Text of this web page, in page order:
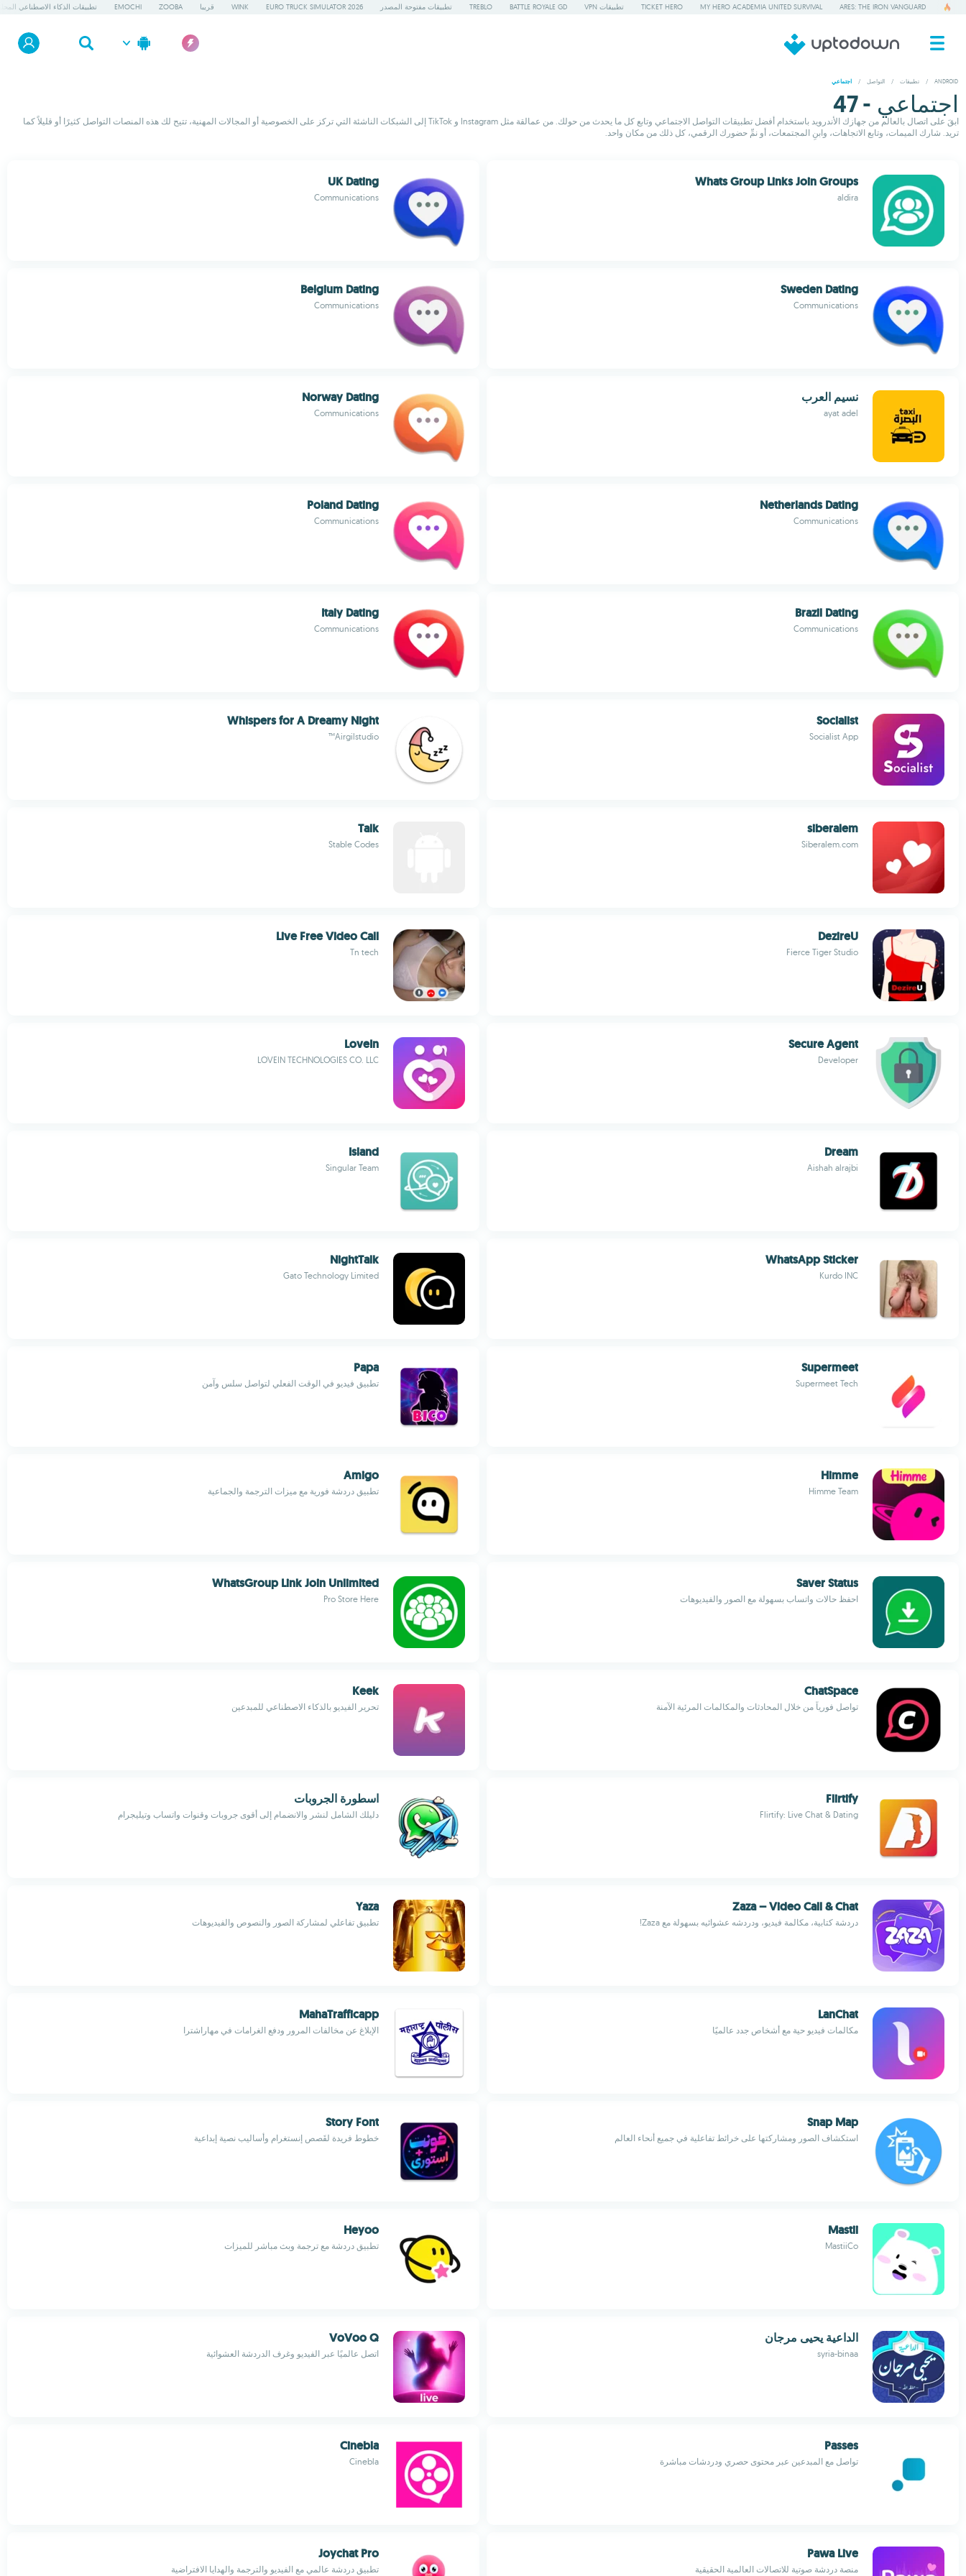
ARES: THE IRON VANGUARD
MY HERO ACADEMIA UNITED SURVIVAL
TICKET HERO تطبيقات VPN BATTLE ROYALE GD
TREBLO تطبيقات مفتوحة المصدر EURO TRUCK SIMULATOR 2026
WINK قريبا ZOOBA
EMOCHI تطبيقات الذكاء الاصطناعي
ANDROID
/ تطبيقات / التواصل / اجتماعي
اجتماعي - 47
ابقَ على اتصال بالعالم من جهازك الأندرويد باستخدام أفضل تطبيقات التواصل الاجتماعي وتابع كل ما يحدث من حولك. من عمالقة مثل Instagram و TikTok إلى الشبكات الناشئة التي تركز على الخصوصية أو المجالات المهنية، تتيح لك هذه المنصات التواصل كثيرًا أو قليلاً كما
تريد. شارك الميمات، وتابع الاتجاهات، وابنِ المجتمعات، أو نمِّ حضورك الرقمي، كل ذلك من مكان واحد.
Whats Group Links Join Groups
aldira
UK Dating
Communications
Sweden Dating
Communications
Belgium Dating
Communications
نسيم العرب
ayat adel
Norway Dating
Communications
Netherlands Dating
Communications
Poland Dating
Communications
Brazil Dating
Communications
Italy Dating
Communications
Socialist
Socialist App
Whispers for A Dreamy Night
Airgilstudio™
siberalem
Siberalem.com
Talk
Stable Codes
DezireU
Fierce Tiger Studio
Live Free Video Call
Tn tech
Secure Agent
Developer
LoveIn
LOVEIN TECHNOLOGIES CO. LLC
Dream
Aishah alrajbi
Island
Singular Team
WhatsApp Sticker
Kurdo INC
NightTalk
Gato Technology Limited
Supermeet
Supermeet Tech
Papa
تطبيق فيديو في الوقت الفعلي لتواصل سلس وآمن
Himme
Himme Team
Amigo
تطبيق دردشة فورية مع ميزات الترجمة والجماعية
Saver Status
احفظ حالات واتساب بسهولة مع الصور والفيديوهات
WhatsGroup Link Join Unlimited
Pro Store Here
ChatSpace
تواصل فورياً من خلال المحادثات والمكالمات المرئية الآمنة
Keek
تحرير الفيديو بالذكاء الاصطناعي للمبدعين
Flirtify
Flirtify: Live Chat & Dating
اسطورة الجروبات
دليلك الشامل لنشر والانضمام إلى أقوى جروبات وقنوات واتساب وتيليجرام
Zaza – Video Call & Chat
دردشة كتابية، مكالمة فيديو، ودردشه عشوائيه بسهولة مع Zaza!
Yaza
تطبيق تفاعلي لمشاركة الصور والنصوص والفيديوهات
LanChat
مكالمات فيديو حية مع أشخاص جدد عالميًا
MahaTrafficapp
الإبلاغ عن مخالفات المرور ودفع الغرامات في مهاراشترا
Snap Map
استكشاف الصور ومشاركتها على خرائط تفاعلية في جميع أنحاء العالم
Story Font
خطوط فريدة لقَصص إنستغرام وأساليب نصية إبداعية
Mastii
MastiiCo
Heyoo
تطبيق دردشة مع ترجمة وبث مباشر للميزات
الداعية يحيى مرجان
syria-binaa
VoVoo Q
اتصل عالميًا عبر الفيديو وغرف الدردشة العشوائية
Passes
تواصل مع المبدعين عبر محتوى حصري ودردشات مباشرة
Cinebla
Cinebla
Pawa Live
منصة دردشة صوتية للاتصالات العالمية الحقيقية
Joychat Pro
تطبيق دردشة عالمي مع الفيديو والترجمة والهدايا الافتراضية